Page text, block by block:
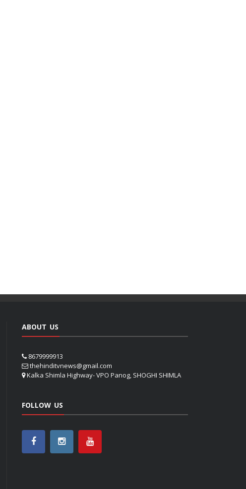
ABOUT US
8679999913
thehinditvnews@gmail.com
Kalka Shimla Highway- VPO Panog, SHOGHI SHIMLA
FOLLOW US